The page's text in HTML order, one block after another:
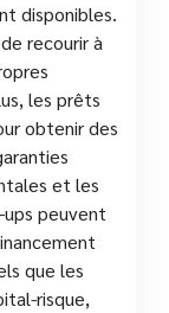
disponibles.
recourir à
les prêts
obtenir des
et les
ups peuvent
que les
risque,